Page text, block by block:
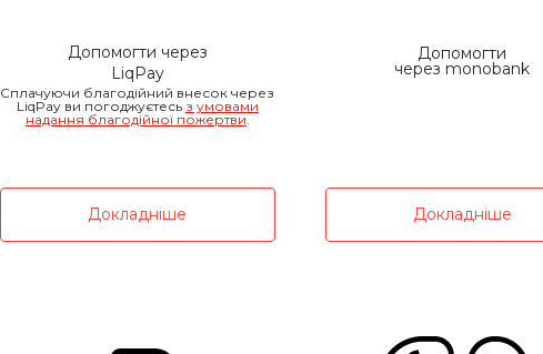
Допомогти через
LiqPay
Сплачуючи благодійний внесок через
LiqPay ви погоджуєтесь з умовами
надання благодійної пожертви
Докладніше
Допомогти
через monobank
Докладніше